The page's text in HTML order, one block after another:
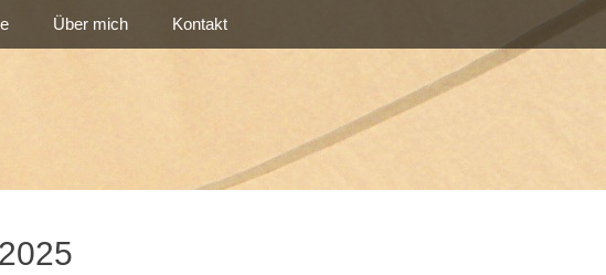
Über mich Kontakt